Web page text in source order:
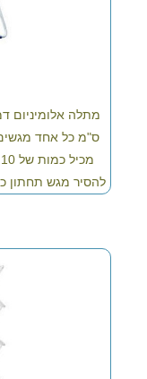
להסיר מגש תחתון